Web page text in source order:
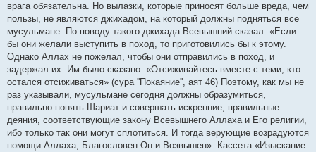
врага обязательна. Но вылазки, которые приносят больше вреда, чем
пользы, не являются джихадом, на который должны подняться все
мусульмане. По поводу такого джихада Всевышний сказал: «Если
бы они желали выступить в поход, то приготовились бы к этому.
Однако Аллах не пожелал, чтобы они отправились в поход, и
задержал их. Им было сказано: «Отсиживайтесь вместе с теми, кто
остался отсиживаться» (сура ''Покаяние'', аят 46) Поэтому, как мы не
раз указывали, мусульмане сегодня должны образумиться,
правильно понять Шариат и совершать искренние, правильные
деяния, соответствующие закону Всевышнего Аллаха и Его религии,
ибо только так они могут сплотиться. И тогда верующие возрадуются
помощи Аллаха, Благословен Он и Возвышен». Кассета «Изыскание